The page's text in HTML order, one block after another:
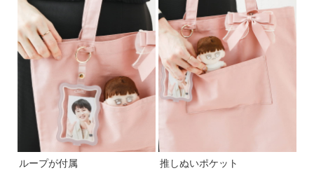
ループが付属 推しぬいポケット